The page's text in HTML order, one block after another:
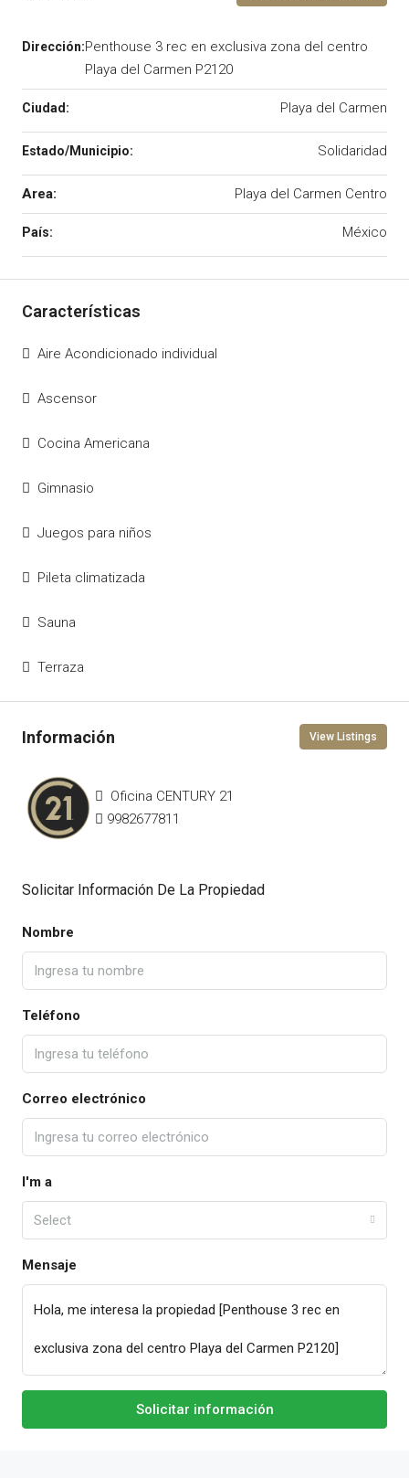
Penthouse 3 rec en exclusiva zona del centro
Playa del Carmen P2120
Playa del Carmen
Solidaridad
Area: Playa del Carmen Centro
México
Aire Acondicionado individual
Ascensor
Cocina Americana
Gimnasio
Juegos para niños
Pileta climatizada
Sauna
Terraza
View Listings
Oficina CENTURY 21
9982677811
Solicitar Información De La Propiedad
Nombre
Teléfono
Correo electrónico
I'm a
Select
Mensaje
Solicitar información